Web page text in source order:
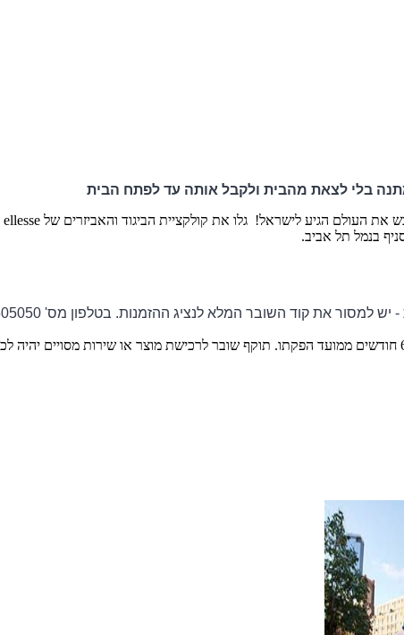
בלי לצאת מהבית ולקבל אותה עד לפתח הבית
את העולם הגיע לישראל! גלו את קולקציית הביגוד והאביזרים של ellesse
בנמל תל אביב.
יש למסור את קוד השובר המלא לנציג ההזמנות. בטלפון מס' 0732505050.